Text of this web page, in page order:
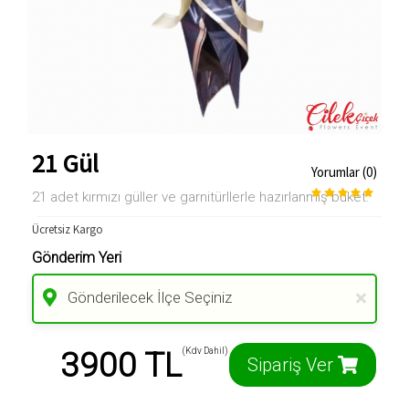
21 Gül Yorumlar (0)
21 adet kırmızı güller ve garnitürllerle hazırlanmış buket.
Ücretsiz Kargo
Gönderim Yeri
Gönderilecek İlçe Seçiniz
3900 TL(Kdv Dahil)
Sipariş Ver